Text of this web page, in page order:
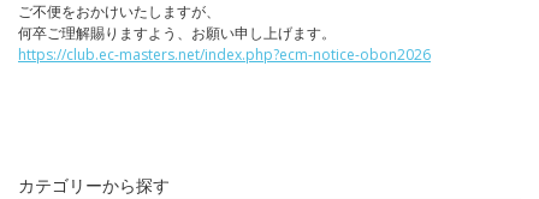
ご不便をおかけいたしますが、
何卒ご理解賜りますよう、お願い申し上げます。
https://club.ec-masters.net/index.php?ecm-notice-obon2026
カテゴリーから探す